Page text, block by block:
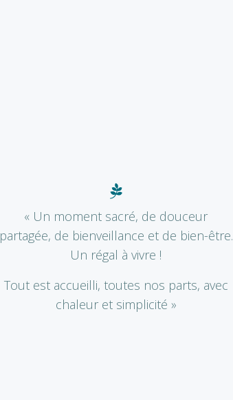
« Un moment sacré, de douceur
partagée, de bienveillance et de bien-être.
Un régal à vivre !
Tout est accueilli, toutes nos parts, avec
chaleur et simplicité »